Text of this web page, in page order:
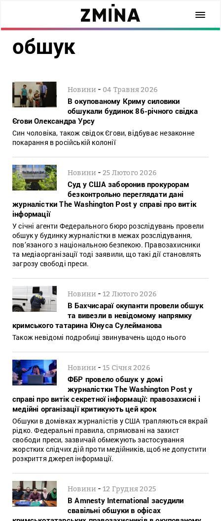
обшук
Новини - 04 Травня 2026
В окупованому Криму силовики
обшукали будинок 86-річного свідка
Єгови Олександра Урсу
Син чоловіка, також свідок Єгови, відбуває незаконне
покарання в російській колонії
Новини -25 Лютого 2026
Суд у США заборонив прокурорам
безконтрольно переглядати дані
журналістки The Washington Post у справі про витік
інформації
У січні агенти Федерального бюро розслідувань провели
обшук у будинку журналістки в межах розслідування,
пов’язаного з національною безпекою. Правозахисники
та медіаорганізації тоді заявили, що такі дії становлять
загрозу свободі преси.
Новини -12 Лютого 2026
В Бахчисараї окупанти провели обшук
та вивезли в невідомому напрямку
кримського татарина Юнуса Сулейманова
Також невідомі подробиці звинувачень щодо нього
Новини -15 Січня 2026
ФБР провело обшук у домі
журналістки The Washington Post у
справі про витік секретної інформації: правозахисні і
медійні організації критикують цей крок
Обшуки в домівках журналістів у США трапляються вкрай
рідко. Федеральні правила, спрямовані на захист
свободи преси, зазвичай обмежують застосування
жорстких слідчих дій проти медійників, щоб не допустити
розкриття джерел інформації.
Новини -12 Грудня 2025
В Amnesty International засудили
свавільні обшуки в офісах